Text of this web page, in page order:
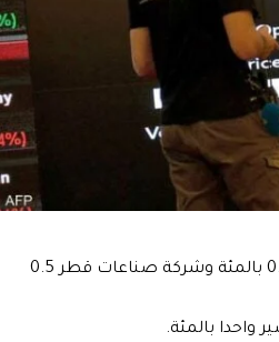
وانخفض المؤشر القطري 0.2 بالمئة مع تراجع سهمي بنك قطر الوطني 0.8 بالمئة وشركة صناعات قطر 0.5